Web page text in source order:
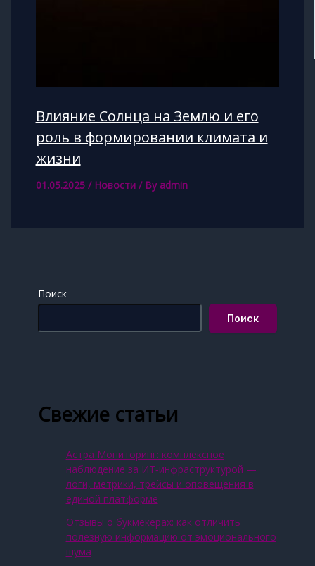
Влияние Солнца на Землю и его
роль в формировании климата и
жизни
01.05.2025 / Новости/ By admin
Поиск
Поиск
Свежие статьи
Астра Мониторинг: комплексное
наблюдение за ИТ‑инфраструктурой —
логи, метрики, трейсы и оповещения в
единой платформе
Отзывы о букмекерах: как отличить
полезную информацию от эмоционального
шума